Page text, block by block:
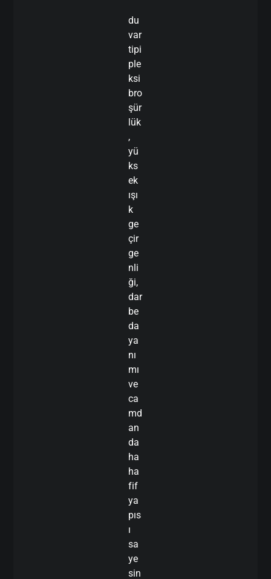
du
var
tipi
ple
ksi
bro
şür
lük
,
yü
ks
ek
ışı
k
ge
çir
ge
nli
ği,
dar
be
da
ya
nı
mı
ve
ca
md
an
da
ha
ha
fif
ya
pıs
ı
sa
ye
sin